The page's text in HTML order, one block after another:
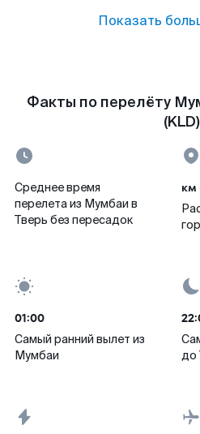
Показать
Факты по перелёту
(KLD)
Среднее время
перелета из Мумбаи в
Тверь без пересадок
км
01:00
Самый ранний вылет из
Мумбаи
до